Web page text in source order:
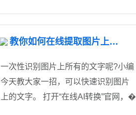
教你如何在线提取图片上的文字
一次性识别图片上所有的文字呢?小编
今天教大家一招，可以快速识别图片
上的文字。 打开“在线AI转换”官网，�